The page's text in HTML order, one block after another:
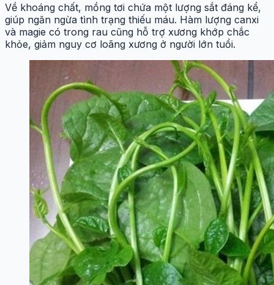
Về khoáng chất, mồng tơi chứa một lượng sắt đáng kể,
giúp ngăn ngừa tình trạng thiếu máu. Hàm lượng canxi
và magie có trong rau cũng hỗ trợ xương khớp chắc
khỏe, giảm nguy cơ loãng xương ở người lớn tuổi.